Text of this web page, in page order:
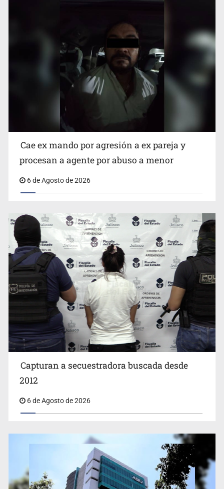
Que el IPEJAL encabece la lista de deudores en Jalisco
es un “foco rojo” de gran magnitud: Economista
Critican inoperancia de la ASEJ para recuperar fondos
públicos
Cae ex mando por agresión a ex pareja y procesan a
agente por abuso a menor
Cae ex mando por agresión a ex pareja y
procesan a agente por abuso a menor
6 de Agosto de 2026
Capturan a secuestradora buscada desde
2012
6 de Agosto de 2026